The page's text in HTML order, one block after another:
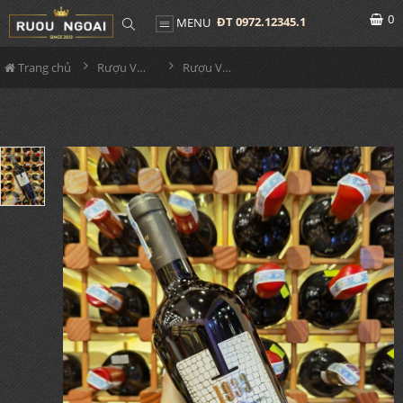
MENU ĐT 0972.12345.1 0
Trang chủ Rượu Vang Rượu Vang 1933 Negroamaro - Sangiovese